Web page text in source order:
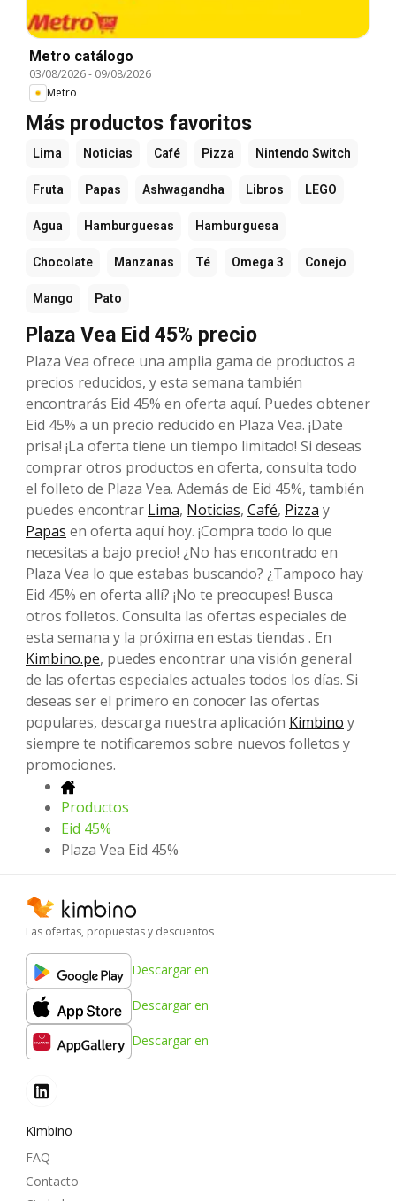
Metro catálogo
03/08/2026- 09/08/2026
Metro
Más productos favoritos
Lima Noticias Café Pizza Nintendo Switch
Fruta Papas Ashwagandha Libros LEGO
Agua Hamburguesas Hamburguesa
Chocolate Manzanas Té Omega 3 Conejo
Mango Pato
Plaza Vea Eid 45% precio
Plaza Vea ofrece una amplia gama de productos a
precios reducidos, y esta semana también
encontrarás Eid 45% en oferta aquí. Puedes obtener
Eid 45% a un precio reducido en Plaza Vea. ¡Date
prisa! ¡La oferta tiene un tiempo limitado! Si deseas
comprar otros productos en oferta, consulta todo
el folleto de Plaza Vea. Además de Eid 45%, también
puedes encontrar Lima, Noticias, Café, Pizza y
Papas en oferta aquí hoy. ¡Compra todo lo que
necesitas a bajo precio! ¿No has encontrado en
Plaza Vea lo que estabas buscando? ¿Tampoco hay
Eid 45% en oferta allí? ¡No te preocupes! Busca
otros folletos. Consulta las ofertas especiales de
esta semana y la próxima en estas tiendas . En
Kimbino.pe, puedes encontrar una visión general
de las ofertas especiales actuales todos los días. Si
deseas ser el primero en conocer las ofertas
populares, descarga nuestra aplicación Kimbino y
siempre te notificaremos sobre nuevos folletos y
promociones.
Productos
Eid 45%
Plaza Vea Eid 45%
Las ofertas, propuestas y descuentos
Descargar en
Descargar en
Descargar en
Kimbino
FAQ
Contacto